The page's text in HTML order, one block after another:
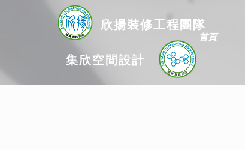
欣揚裝修工程團隊
集欣空間設計
首頁